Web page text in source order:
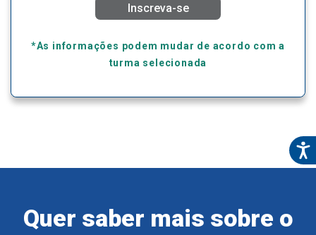
Inscreva-se
*As informações podem mudar de acordo com a
turma selecionada
Quer saber mais sobre o